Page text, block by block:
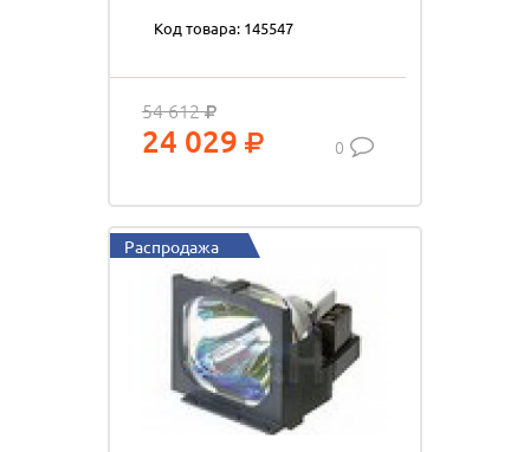
Код товара: 145547
54 612
24 029 0
Распродажа